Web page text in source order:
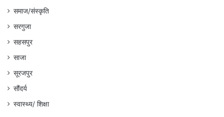
समाज/संस्कृति
सरगुजा
सहसपुर
साजा
सूरजपुर
सौंदर्य
स्वास्थ्य/ शिक्षा